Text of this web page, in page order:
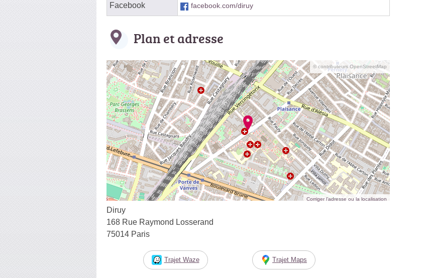
Facebook facebook.com/diruy
Plan et adresse
© contributeurs OpenStreetMap
Corriger l’adresse ou la localisation
Diruy
168 Rue Raymond Losserand
75014 Paris
Trajet Waze Trajet Maps